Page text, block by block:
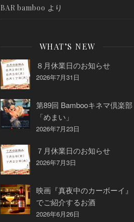
BAR bamboo より
WHAT’S NEW
８月休業日のお知らせ
2026年7月31日
第89回 Bambooキネマ倶楽部
「めまい」
2026年7月23日
７月休業日のお知らせ
2026年7月3日
映画『真夜中のカーボーイ』
でご紹介するお酒
2026年6月26日